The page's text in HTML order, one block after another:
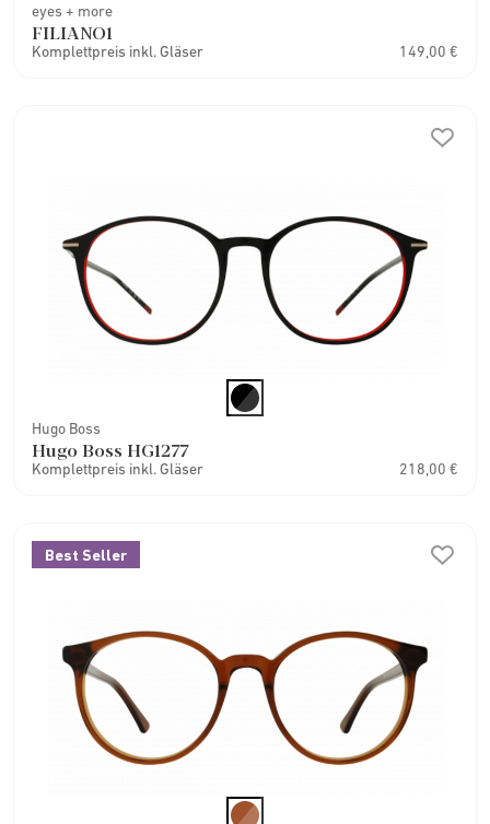
eyes + more
FILIANO1
Komplettpreis inkl. Gläser 149,00 €
Hugo Boss
Hugo Boss HG1277
Komplettpreis inkl. Gläser 218,00 €
Best Seller